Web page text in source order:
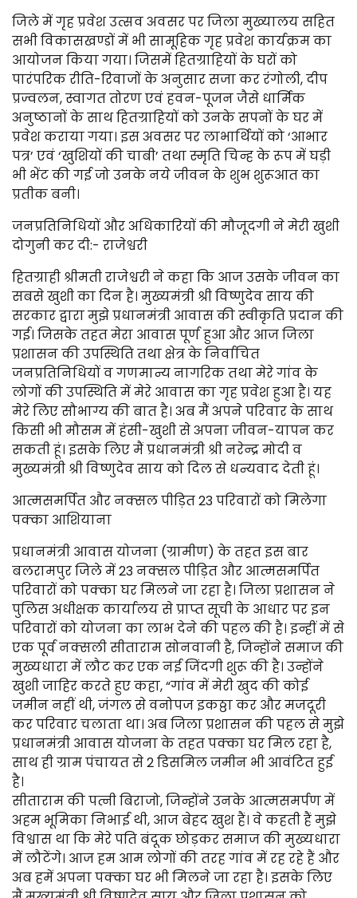
जिले में गृह प्रवेश उत्सव अवसर पर जिला मुख्यालय सहित
सभी विकासखण्डों में भी सामूहिक गृह प्रवेश कार्यक्रम का
आयोजन किया गया। जिसमें हितग्राहियों के घरों को
पारंपरिक रीति-रिवाजों के अनुसार सजा कर रंगोली, दीप
प्रज्वलन, स्वागत तोरण एवं हवन-पूजन जैसे धार्मिक
अनुष्ठानों के साथ हितग्राहियों को उनके सपनों के घर में
प्रवेश कराया गया। इस अवसर पर लाभार्थियों को ‘आभार
पत्र’ एवं ‘खुशियों की चाबी’ तथा स्मृति चिन्ह के रूप में घड़ी
भी भेंट की गई जो उनके नये जीवन के शुभ शुरूआत का
प्रतीक बनी।
जनप्रतिनिधियों और अधिकारियों की मौजूदगी ने मेरी खुशी
दोगुनी कर दी:- राजेश्वरी
हितग्राही श्रीमती राजेश्वरी ने कहा कि आज उसके जीवन का
सबसे खुशी का दिन है। मुख्यमंत्री श्री विष्णुदेव साय की
सरकार द्वारा मुझे प्रधानमंत्री आवास की स्वीकृति प्रदान की
गई। जिसके तहत मेरा आवास पूर्ण हुआ और आज जिला
प्रशासन की उपस्थिति तथा क्षेत्र के निर्वाचित
जनप्रतिनिधियों व गणमान्य नागरिक तथा मेरे गांव के
लोगों की उपस्थिति में मेरे आवास का गृह प्रवेश हुआ है। यह
मेरे लिए सौभाग्य की बात है। अब मैं अपने परिवार के साथ
किसी भी मौसम में हंसी-खुशी से अपना जीवन-यापन कर
सकती हूं। इसके लिए मैं प्रधानमंत्री श्री नरेन्द्र मोदी व
मुख्यमंत्री श्री विष्णुदेव साय को दिल से धन्यवाद देती हूं।
आत्मसमर्पित और नक्सल पीड़ित 23 परिवारों को मिलेगा
पक्का आशियाना
प्रधानमंत्री आवास योजना (ग्रामीण) के तहत इस बार
बलरामपुर जिले में 23 नक्सल पीड़ित और आत्मसमर्पित
परिवारों को पक्का घर मिलने जा रहा है। जिला प्रशासन ने
पुलिस अधीक्षक कार्यालय से प्राप्त सूची के आधार पर इन
परिवारों को योजना का लाभ देने की पहल की है। इन्हीं में से
एक पूर्व नक्सली सीताराम सोनवानी हैं, जिन्होंने समाज की
मुख्यधारा में लौट कर एक नई जिंदगी शुरू की है। उन्होंने
खुशी जाहिर करते हुए कहा, “गांव में मेरी खुद की कोई
जमीन नहीं थी, जंगल से वनोपज इकठ्ठा कर और मजदूरी
कर परिवार चलाता था। अब जिला प्रशासन की पहल से मुझे
प्रधानमंत्री आवास योजना के तहत पक्का घर मिल रहा है,
साथ ही ग्राम पंचायत से 2 डिसमिल जमीन भी आवंटित हुई
है।
सीताराम की पत्नी बिराजो, जिन्होंने उनके आत्मसमर्पण में
अहम भूमिका निभाई थी, आज बेहद खुश हैं। वे कहती हैं मुझे
विश्वास था कि मेरे पति बंदूक छोड़कर समाज की मुख्यधारा
में लौटेंगे। आज हम आम लोगों की तरह गांव में रह रहे हैं और
अब हमें अपना पक्का घर भी मिलने जा रहा है। इसके लिए